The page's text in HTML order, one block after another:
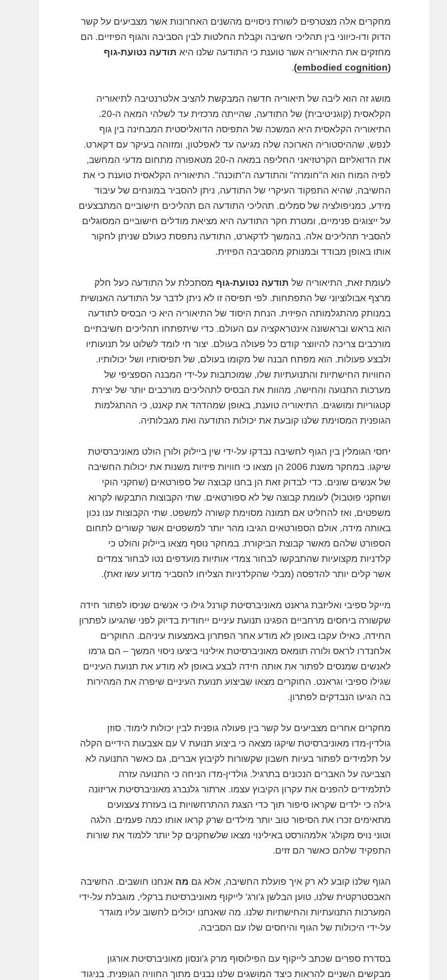
מחקרים אלה מצטרפים לשורת ניסויים מהשנים האחרונות אשר מצביעים על קשר
הדוק ודו-כיווני בין תהליכי חשיבה וקבלת החלטות לבין הסביבה והגוף הפיזיים. הם
מחזקים את התיאוריה אשר טוענת כי התודעה שלנו היא תודעה נטועת-גוף
(
embodied cognition
)
.
מושג זה הוא ליבה של תיאוריה חדשה המבקשת להציב אלטרנטיבה לתיאוריה
הקלאסית (קוגניטיבית) של התודעה, שהייתה מרכזית עד לשלהי המאה ה-20.
התיאוריה הקלאסית היא המשכה של התפיסה הדואליסטית המבחינה בין גוף
לנפש, שההיסטוריה הארוכה שלה מגיעה עד לאפלטון, ומזוהה בעיקר עם דקארט.
את הדואליזם הקרטזיאני החליפה במאה ה-20 מטאפורה מתחום מדעי המחשב,
לפיה המוח הוא ה"חומרה" והתודעה ה"תוכנה". התיאוריה הקלאסית טוענת כי את
החשיבה, שהיא התפקוד העיקרי של התודעה, ניתן להסביר במונחים של עיבוד
מידע, כמניפולציה של סמלים. תהליכי התודעה הם תהליכים חישוביים המתבצעים
על ייצוגים פנימיים, ומטרת חקר התודעה היא מציאת מודלים חישוביים המסוגלים
להסביר תהליכים אלה. בהמשך לדקארט, התודעה נתפסת כעולם שניתן לחקור
אותו באופן מבודד ובמנותק מהסביבה הפיזית.
לעומת זאת, התיאוריה של תודעה נטועת-גוף מסתכלת על התודעה כעל חלק
מרצף אבולוציוני של התפתחות. לפי תפיסה זו לא ניתן לדבר על התודעה האנושית
במנותק מהתגלמותה הפיזית. הנחת היסוד של התיאוריה היא כי הבסיס לתודעה
הוא בראש ובראשונה אינטראקציה עם העולם. כדי שיתפתחו תהליכים חשיבתיים
מורכבים צריכה להיווצר קודם כל פעולה בעולם. יצור חי לומד לשלוט על תנועותיו
ולבצע פעולות. הוא מפתח הבנה של מקומו בעולם, של תפיסותיו ושל יכולותיו.
החוויות החישתיות והתנועתיות שלו, שמוכתבות על-ידי המבנה הספציפי של
מערכות התנועה והחישה, מהוות את הבסיס לתהליכים מורכבים יותר של יצירת
קטגוריות ומושגים. התיאוריה טוענת, באופן שמהדהד את קאנט, כי ההתגלמות
הגופנית המסוימת שלנו קובעת את יכולות התודעה ואת מגבלותיה.
יחסי הגומלין בין הגוף לחשיבה נבדקו על-ידי שין ביילוק ולורן הולט מאוניברסיטת
שיקגו. במחקר משנת 2006 הן מצאו כי חוויות פיזיות משנות את יכולות החשיבה
של אנשים שונים. כדי לבדוק זאת הן בחנו קבוצה של ספורטאים (שחקני הוקי
ושחקני פוטבול) לעומת קבוצה של לא ספורטאים. שתי הקבוצות התבקשו לקרוא
משפטים, ואז להחליט אם תמונה מסוימת קשורה למשפט. שתי הקבוצות ענו נכון
באותה מידה, אולם הספורטאים הגיבו מהר יותר למשפטים אשר קשורים לתחום
הספורט שלהם מאשר קבוצת הביקורת. במחקר נוסף מצאו ביילוק והולט כי
קלדניות מקצועיות שהתבקשו לבחור צמדי אותיות מועדפים נטו לבחור צמדים
אשר קלים יותר להדפסה (מבלי שהקלדניות הצליחו להסביר מדוע עשו זאת).
מייקל ספיבי ואליזבת גראנט מאוניברסיטת קורנל גילו כי אנשים שניסו לפתור חידה
שקשורה ביחסים מרחביים הפגינו תנועת עיניים ייחודית בדיוק לפני שהגיעו לפתרון
החידה, כאילו עקבו באופן לא מודע אחר הפתרון באמצעות עיניהם. החוקרים
אלחנדרו לראס ולורה תומאס מאוניברסיטת אילינוי ביצעו ניסוי המשך – הם גרמו
לאנשים שמנסים לפתור את אותה חידה לבצע באופן לא מודע את תנועת העיניים
שגילו ספיבי וגראנט. החוקרים מצאו שביצוע תנועת העיניים שיפרה את המהירות
בה הגיעו הנבדקים לפתרון.
מחקרים אחרים מצביעים על קשר בין פעולה גופנית לבין יכולות לימוד. סוזן
גולדין-מדו מאוניברסיטת שיקגו מצאה כי ביצוע תנועת V עם אצבעות הידיים הקלה
על תלמידים לפתור בעיות חשבון שקשורות לקיבוץ אברים, גם כאשר התנועה לא
הצביעה על האברים הנכונים בתרגיל. גולדין-מדו הניחה כי התנועה עזרה
לתלמידים להפנים את עקרון הקיבוץ עצמו. ארתור גלנברג מאוניברסיטת אריזונה
גילה כי ילדים שקראו סיפור תוך כדי הצגת ההתרחשויות בו בעזרת צעצועים
מתאימים זכרו את הסיפור טוב יותר מילדים שרק קראו אותו כמה פעמים. הלגה
וטוני נויס מקולג' אלמהורסט באילינוי מצאו שלשחקנים קל יותר ללמוד את שורות
התפקיד שלהם כאשר הם זזים.
הגוף שלנו קובע לא רק איך פועלת החשיבה, אלא גם מה אנחנו חושבים. החשיבה
האבסטרקטית שלנו, טוען הבלשן ג'ורג' לייקוף מאוניברסיטת ברקלי, מוגבלת על-ידי
המערכות התנועתיות והחישתיות שלנו. מה שאנחנו יכולים לחשוב עליו מוגדר
על-ידי היכולות של הגוף והיחסים שלו עם הסביבה.
בסדרת ספרים שכתב לייקוף עם הפילוסוף מרק ג'ונסון מאוניברסיטת אורגון
מבקשים השניים להראות כיצד המושגים שלנו נבנים מתוך החוויה הגופנית. בניגוד